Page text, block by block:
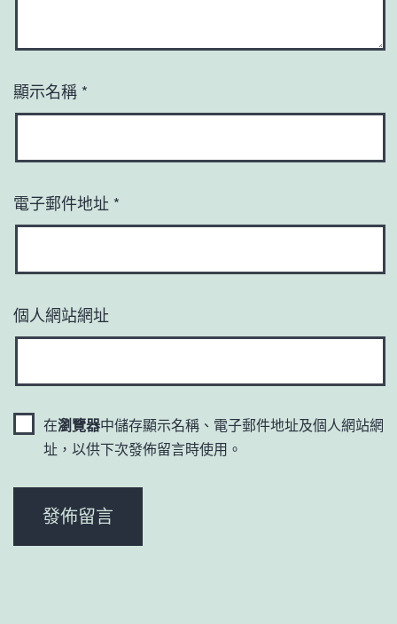
顯示名稱 *
電子郵件地址 *
個人網站網址
在瀏覽器中儲存顯示名稱、電子郵件地址及個人網站網
址，以供下次發佈留言時使用。